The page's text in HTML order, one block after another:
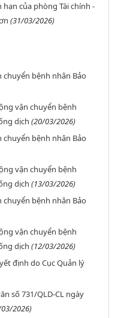
của phòng Tài chính -
(31/03/2026)
chuyển bệnh nhân Bảo
vận chuyển bệnh
dịch (20/03/2026)
chuyển bệnh nhân Bảo
vận chuyển bệnh
dịch (13/03/2026)
chuyển bệnh nhân Bảo
vận chuyển bệnh
dịch (12/03/2026)
định do Cục Quản lý
số 731/QLD-CL ngày
2026)